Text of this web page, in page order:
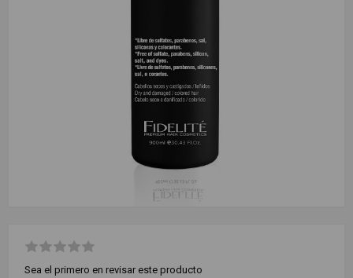
Sea el primero en revisar este producto